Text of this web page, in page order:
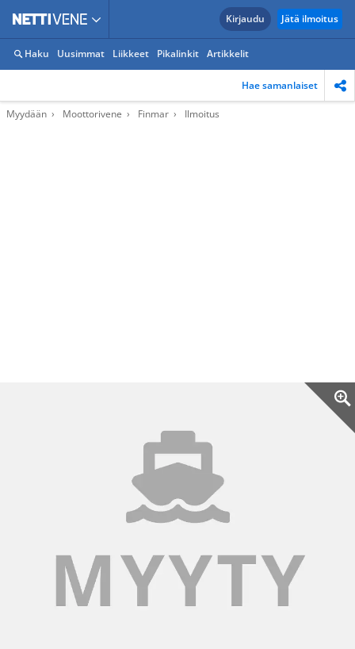
Kirjaudu Jätä ilmoitus
Haku Uusimmat Liikkeet Pikalinkit Artikkelit
Hae samanlaiset
Myydään Moottorivene Finmar Ilmoitus